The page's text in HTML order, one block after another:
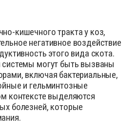
кишечного тракта у коз,
негативное воздействие
этого вида скота.
системы могут быть вызваны
включая бактериальные,
и гельминтозные
контексте выделяются
болезней, которые